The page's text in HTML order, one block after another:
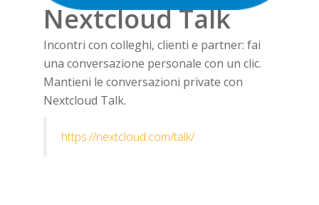
Nextcloud Talk
Incontri con colleghi, clienti e partner: fai
una conversazione personale con un clic.
Mantieni le conversazioni private con
Nextcloud Talk.
https://nextcloud.com/talk/